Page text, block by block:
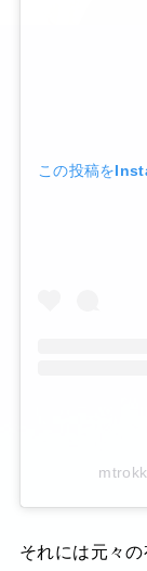
この投稿を
それには元々